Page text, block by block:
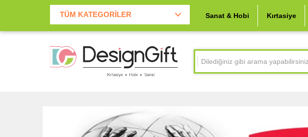
2.500 TL Üzeri Kargo ücretsiz
TÜM KATEGORİLER Sanat & Hobi Kırtasiye